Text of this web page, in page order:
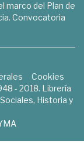
marco del Plan de
Convocatoria
Cookies
- 2018. Librería
Historia y